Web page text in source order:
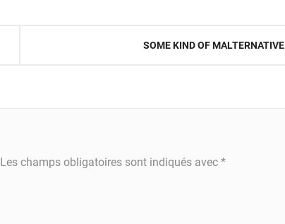
SOME KIND OF MALTERNATIVE
Les champs obligatoires sont indiqués avec *